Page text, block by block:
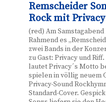
Remscheider
Rock mit
(red) Am Samstagabend
Rahmend es
zwei Bands in der
zu Gast: Privacy und Riff.
lautet Privacy´s Motto
spielen in völlig neuem
Privacy-Sound
Standard-Cover.